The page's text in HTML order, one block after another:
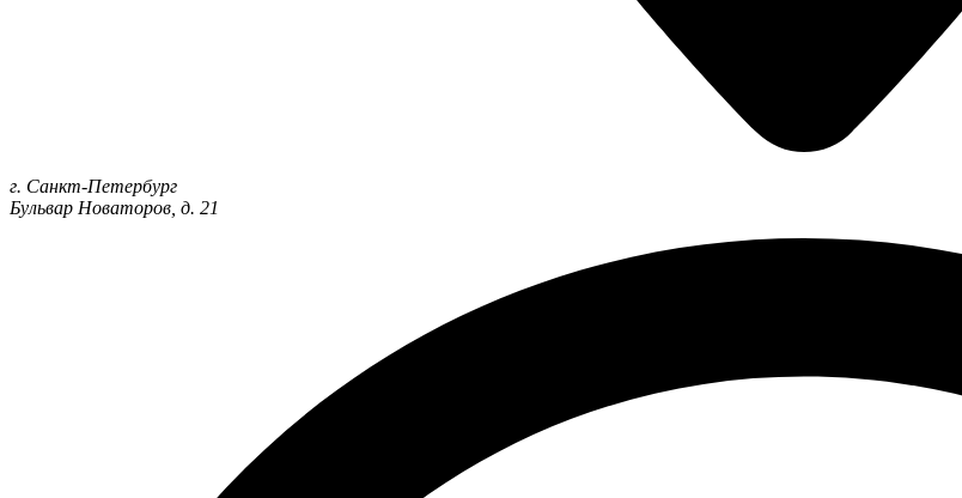
г. Санкт-Петербург
Бульвар Новаторов, д. 21